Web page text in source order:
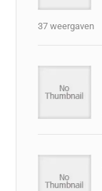
37 weergaven